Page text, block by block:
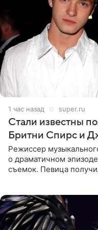
1 час назад super.ru
Стали известны
Бритни Спирс и
Режиссер
о драматичном
съемок. Певица